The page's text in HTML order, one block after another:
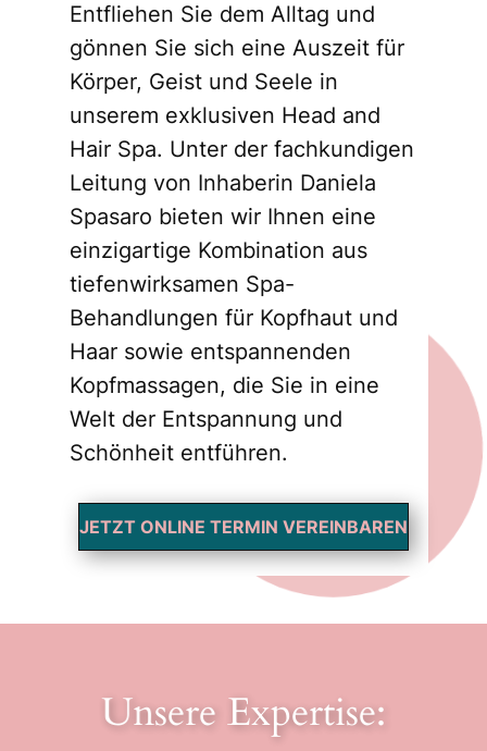
Entfliehen Sie dem Alltag und
gönnen Sie sich eine Auszeit für
Körper, Geist und Seele in
unserem exklusiven Head and
Hair Spa. Unter der fachkundigen
Leitung von Inhaberin Daniela
Spasaro bieten wir Ihnen eine
einzigartige Kombination aus
tiefenwirksamen Spa-
Behandlungen für Kopfhaut und
Haar sowie entspannenden
Kopfmassagen, die Sie in eine
Welt der Entspannung und
Schönheit entführen.
JETZT ONLINE TERMIN VEREINBAREN
Unsere Expertise: